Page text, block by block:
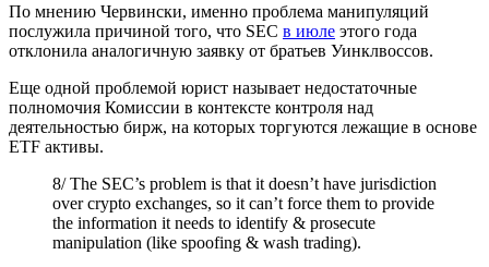
По мнению Червински, именно проблема манипуляций
послужила причиной того, что SEC в июле этого года
отклонила аналогичную заявку от братьев Уинклвоссов.
Еще одной проблемой юрист называет недостаточные
полномочия Комиссии в контексте контроля над
деятельностью бирж, на которых торгуются лежащие в основе
ETF активы.
8/ The SEC’s problem is that it doesn’t have jurisdiction
over crypto exchanges, so it can’t force them to provide
the information it needs to identify & prosecute
manipulation (like spoofing & wash trading).